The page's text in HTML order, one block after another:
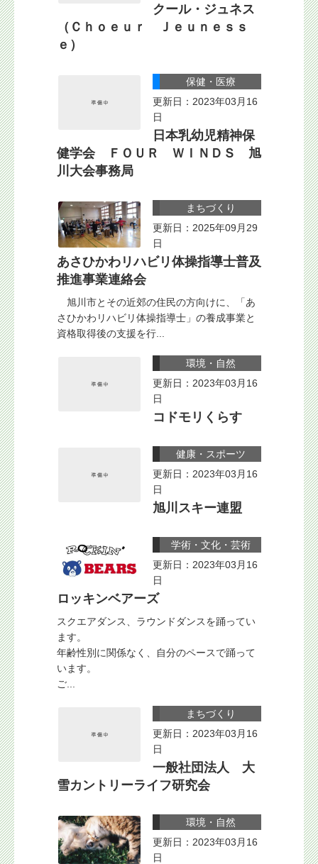
クール・ジュネス
（Ｃｈｏｅｕｒ Ｊｅｕｎｅｓｓ
ｅ）
保健・医療
更新日：2023年03月16
日
日本乳幼児精神保
健学会 ＦＯＵＲ ＷＩＮＤＳ 旭
川大会事務局
まちづくり
更新日：2025年09月29
日
あさひかわリハビリ体操指導士普及
推進事業連絡会
旭川市とその近郊の住民の方向けに、「あ
さひかわリハビリ体操指導士」の養成事業と
資格取得後の支援を行...
環境・自然
更新日：2023年03月16
日
コドモリくらす
健康・スポーツ
更新日：2023年03月16
日
旭川スキー連盟
学術・文化・芸術
更新日：2023年03月16
日
ロッキンベアーズ
スクエアダンス、ラウンドダンスを踊ってい
ます。
年齢性別に関係なく、自分のペースで踊って
います。
ご...
まちづくり
更新日：2023年03月16
日
一般社団法人 大
雪カントリーライフ研究会
環境・自然
更新日：2023年03月16
日